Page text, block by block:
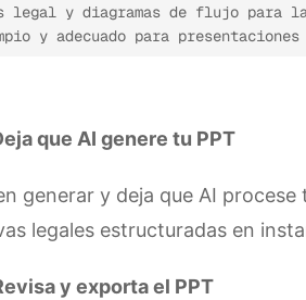
y diagramas de flujo para
y adecuado para
que AI genere tu PPT
generar y deja que AI
legales estructuradas en
y exporta el PPT